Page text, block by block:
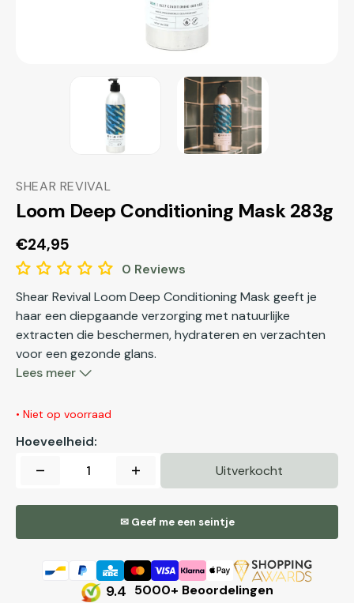
SHEAR REVIVAL
Loom Deep Conditioning Mask 283g
Normale
prijs
€24,95
0 Reviews
Shear Revival Loom Deep Conditioning Mask geeft je
haar een diepgaande verzorging met natuurlijke
extracten die beschermen, hydrateren en verzachten
voor een gezonde glans.
Lees meer
• Niet op voorraad
Hoeveelheid:
Loom
Conditioning
Aantal
voor
Loom
Conditioning
Mask
Uitverkocht
✉ Geef me een seintje
9.4 5000+ Beoordelingen